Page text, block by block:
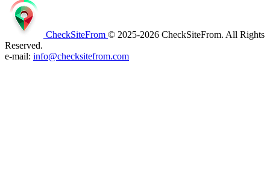
CheckSiteFrom © 2025-2026 CheckSiteFrom. All Rights
Reserved.
e-mail: info@checksitefrom.com